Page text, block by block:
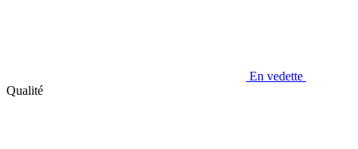
En vedette
Qualité